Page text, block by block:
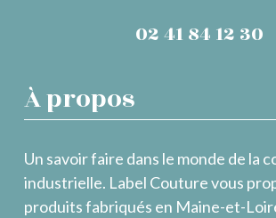
02 41 84 12 30
À propos
Un savoir faire dans le monde de la
industrielle. Label Couture vous
produits fabriqués en Maine-et-